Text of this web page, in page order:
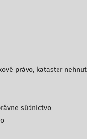
právo, kataster
súdnictvo